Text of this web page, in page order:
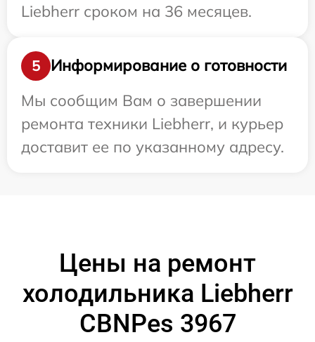
Liebherr сроком на 36 месяцев.
5
Информирование о готовности
Мы сообщим Вам о завершении
ремонта техники Liebherr, и курьер
доставит ее по указанному адресу.
Цены на ремонт
холодильника Liebherr
CBNPes 3967